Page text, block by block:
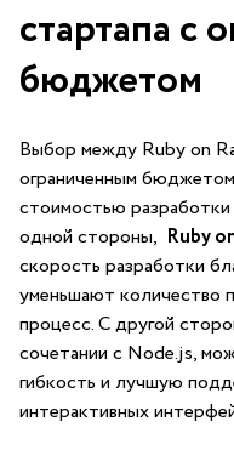
стартапа с⁣
бюджетом
Выбор между Ruby on
ограниченным
стоимостью
одной стороны, ​ Ruby
скорость разработки
уменьшают количество
процесс. С другой⁣
сочетании с Node.js,
гибкость и лучшую
интерактивных